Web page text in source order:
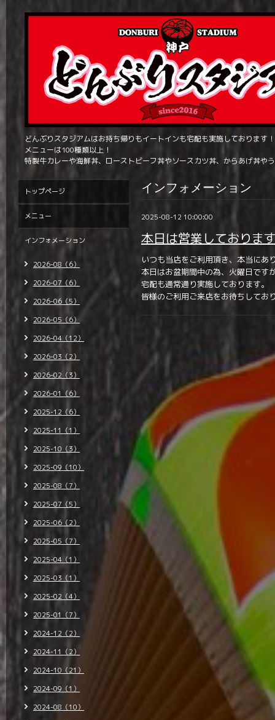
どんぶりスタジアムはお持ち帰りもイートインも宅配も実施しております！
メニューは100種類以上！
特製牛カレーや海鮮丼、ローストビーフ丼やソースカツ丼、からあげ丼や
インフォメーション
2025-08-12 10:00:00
本日は営業しておりま
いつも当店をご利用頂き、本当にあ
本日はお盆期間中の為、火曜日です
宅配も通常通り実施しております。
皆様のご利用ご来店をお待ちしてお
トップページ
メニュー
インフォメーション
2026-08（6）
2026-07（6）
2026-06（5）
2026-05（6）
2026-04（12）
2026-03（2）
2026-02（3）
2026-01（6）
2025-12（6）
2025-11（1）
2025-10（3）
2025-09（10）
2025-08（7）
2025-07（5）
2025-06（2）
2025-05（7）
2025-04（1）
2025-03（1）
2025-02（4）
2025-01（7）
2024-12（2）
2024-11（2）
2024-10（21）
2024-09（1）
2024-08（10）